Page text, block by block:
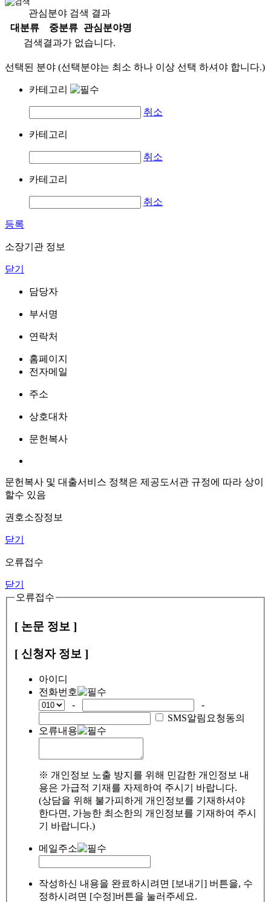
관심분야 검색 결과
대분류
중분류
관심분야명
검색결과가 없습니다.
선택된 분야 (선택분야는 최소 하나 이상 선택 하셔야 합니다.)
카테고리
취소
카테고리
취소
카테고리
취소
등록
소장기관 정보
닫기
담당자
부서명
연락처
홈페이지
전자메일
주소
상호대차
문헌복사
문헌복사 및 대출서비스 정책은 제공도서관 규정에 따라 상이
할수 있음
권호소장정보
닫기
오류접수
닫기
오류접수
[ 논문 정보 ]
[ 신청자 정보 ]
아이디
전화번호
-
-
SMS알림요청동의
오류내용
※ 개인정보 노출 방지를 위해 민감한 개인정보 내
용은 가급적 기재를 자제하여 주시기 바랍니다.
(상담을 위해 불가피하게 개인정보를 기재하셔야
한다면, 가능한 최소한의 개인정보를 기재하여 주시
기 바랍니다.)
메일주소
작성하신 내용을 완료하시려면 [보내기] 버튼을, 수
정하시려면 [수정]버튼을 눌러주세요.